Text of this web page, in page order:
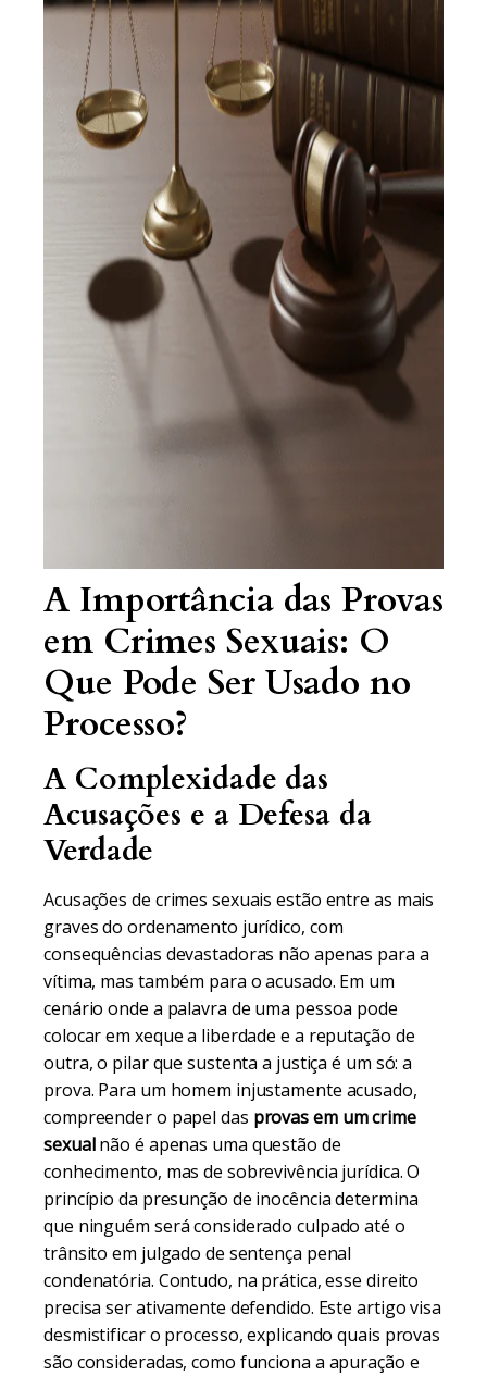
A Importância das Provas
em Crimes Sexuais: O
Que Pode Ser Usado no
Processo?
A Complexidade das
Acusações e a Defesa da
Verdade
Acusações de crimes sexuais estão entre as mais
graves do ordenamento jurídico, com
consequências devastadoras não apenas para a
vítima, mas também para o acusado. Em um
cenário onde a palavra de uma pessoa pode
colocar em xeque a liberdade e a reputação de
outra, o pilar que sustenta a justiça é um só: a
prova. Para um homem injustamente acusado,
compreender o papel das provas em um crime
sexualnão é apenas uma questão de
conhecimento, mas de sobrevivência jurídica. O
princípio da presunção de inocência determina
que ninguém será considerado culpado até o
trânsito em julgado de sentença penal
condenatória. Contudo, na prática, esse direito
precisa ser ativamente defendido. Este artigo visa
desmistificar o processo, explicando quais provas
são consideradas, como funciona a apuração e